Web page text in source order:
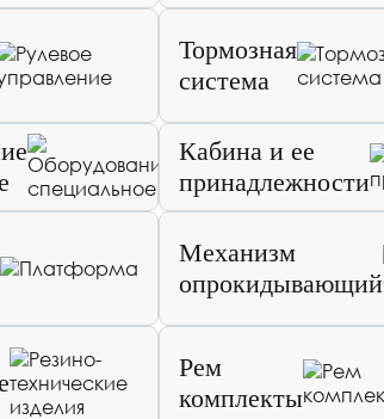
Тормозная
система
Кабина и ее
принадлежности
Механизм
опрокидывающий
Рем
комплекты